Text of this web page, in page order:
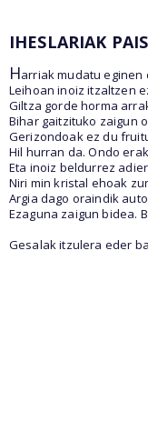
IHESLARIAK
Harriak mudatu eginen
Leihoan inoiz itzaltzen
Giltza gorde horma
Bihar gaitzituko zaigun
Gerizondoak ez du
Hil hurran da. Ondo
Eta inoiz beldurrez
Niri min kristal ehoak
Argia dago oraindik
Ezaguna zaigun bidea.
Gesalak itzulera eder